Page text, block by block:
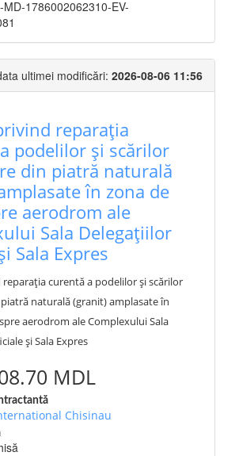
1786002062310-EV-
ultimei modificări: 2026-08-06 11:56
reparația
podelilor și scărilor
din piatră naturală
în zona de
aerodrom ale
Sala Delegațiilor
Sala Expres
curentă a podelilor și scărilor
naturală (granit) amplasate în
aerodrom ale Complexului Sala
și Sala Expres
MDL
Chisinau